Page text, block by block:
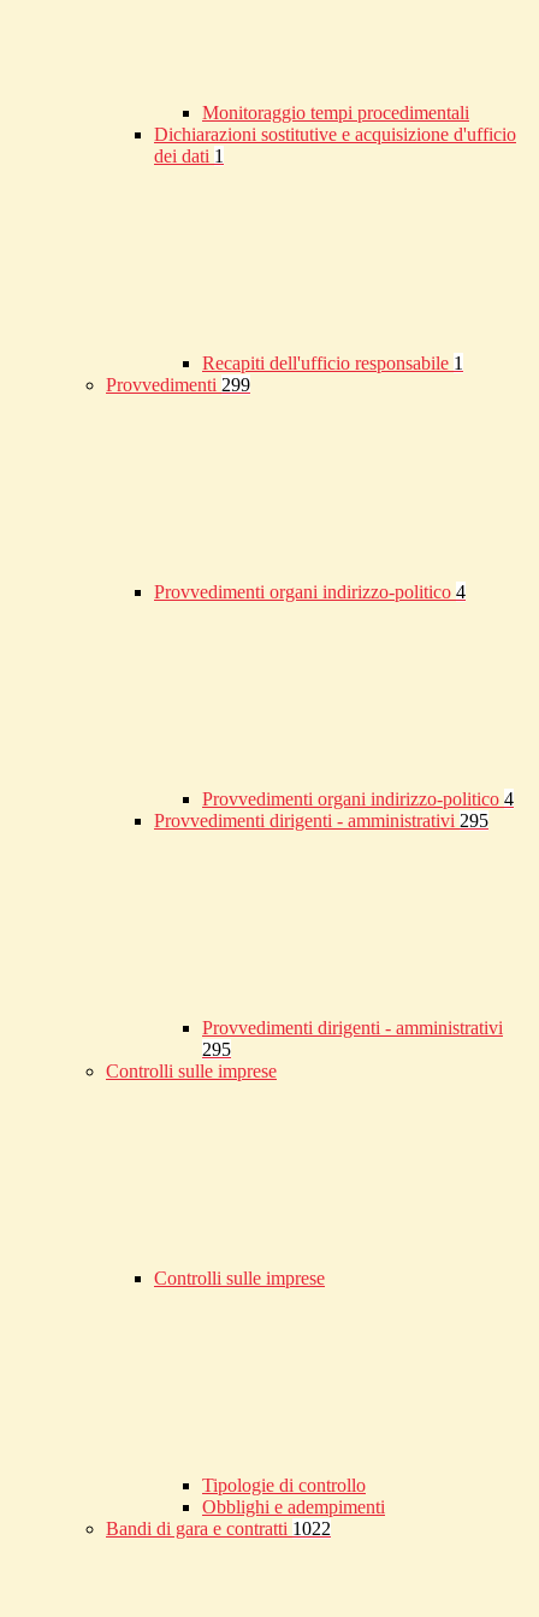
Monitoraggio tempi procedimentali
Dichiarazioni sostitutive e acquisizione d'ufficio
dei dati 1
Recapiti dell'ufficio responsabile 1
Provvedimenti 299
Provvedimenti organi indirizzo-politico 4
Provvedimenti organi indirizzo-politico 4
Provvedimenti dirigenti - amministrativi 295
Provvedimenti dirigenti - amministrativi
295
Controlli sulle imprese
Controlli sulle imprese
Tipologie di controllo
Obblighi e adempimenti
Bandi di gara e contratti 1022